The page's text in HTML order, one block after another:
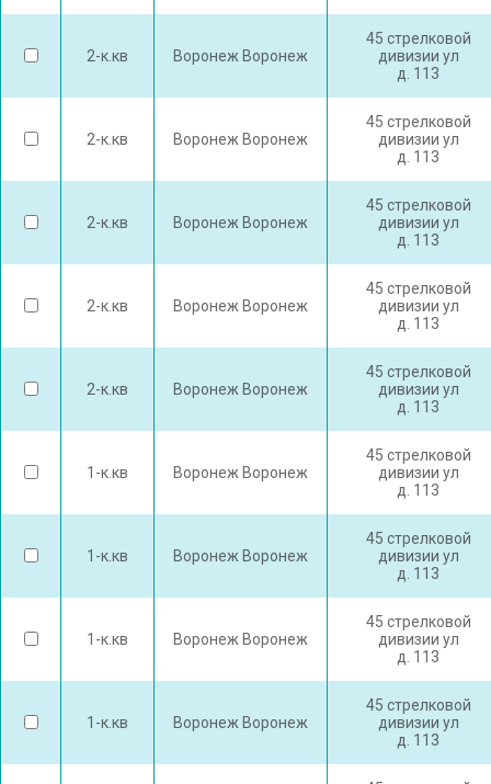
2-к.кв Воронеж Воронеж
45 стрелковой
дивизии ул
д. 113
2-к.кв Воронеж Воронеж
45 стрелковой
дивизии ул
д. 113
2-к.кв Воронеж Воронеж
45 стрелковой
дивизии ул
д. 113
2-к.кв Воронеж Воронеж
45 стрелковой
дивизии ул
д. 113
2-к.кв Воронеж Воронеж
45 стрелковой
дивизии ул
д. 113
1-к.кв Воронеж Воронеж
45 стрелковой
дивизии ул
д. 113
1-к.кв Воронеж Воронеж
45 стрелковой
дивизии ул
д. 113
1-к.кв Воронеж Воронеж
45 стрелковой
дивизии ул
д. 113
1-к.кв Воронеж Воронеж
45 стрелковой
дивизии ул
д. 113